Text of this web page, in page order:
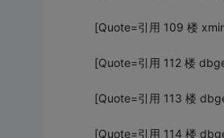
[Quote=引用 109 楼
[Quote=引用 112 楼
[Quote=引用 113 楼
[Quote=引用 114 楼